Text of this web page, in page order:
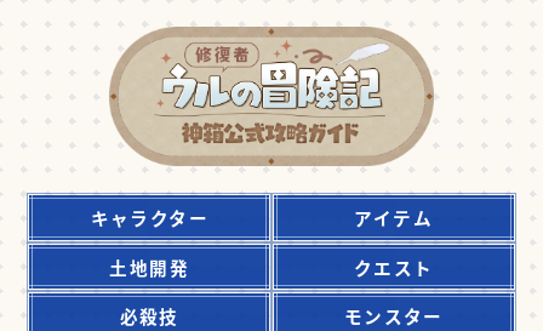
キャラクター
アイテム
土地開発
クエスト
必殺技
モンスター